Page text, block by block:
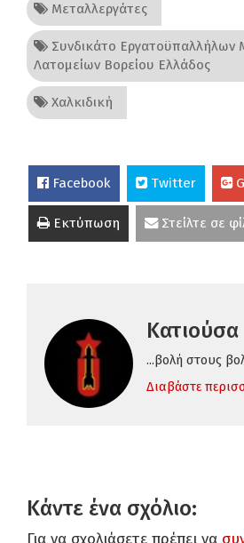
Μεταλλεργάτες
Συνδικάτο Εργατοϋπαλλήλων
Λατομείων Βορείου Ελλάδος
Χαλκιδική
Facebook Twitter
Εκτύπωση Στείλτε σε
Κατιούσα
...βολή στους
Διαβάστε
Κάντε ένα σχόλιο:
Για να σχολιάσετε πρέπει να